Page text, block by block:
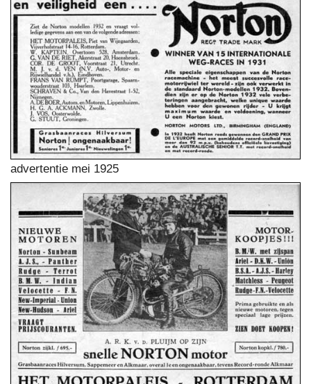
advertentie mei 1925